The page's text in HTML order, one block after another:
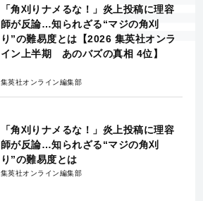
「角刈りナメるな！」炎上投稿に理容
師が反論…知られざる“マジの角刈
り”の難易度とは【2026 集英社オンラ
イン上半期 あのバズの真相 4位】
集英社オンライン編集部
「角刈りナメるな！」炎上投稿に理容
師が反論…知られざる“マジの角刈
り”の難易度とは
集英社オンライン編集部